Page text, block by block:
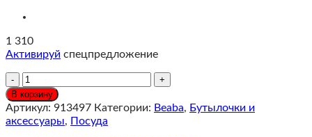
1 310
Активируй спецпредложение
Количество
Beaba
Набор
из
В корзину
Артикул: 913497 Категории: Beaba, Бутылочки и
аксессуары, Посуда